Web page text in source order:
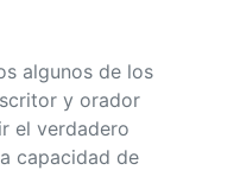
algunos de los
y orador
el verdadero
capacidad de